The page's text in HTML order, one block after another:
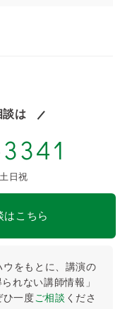
は
日祝
はこちら
をもとに、講演の
れない講師情報」
ひ⼀度ご相談 くださ